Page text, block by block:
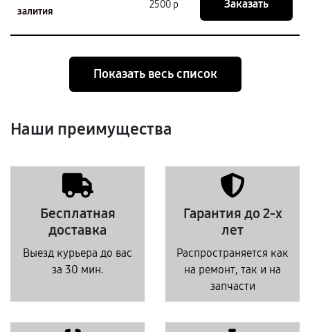
залития
2500 р Заказать
Показать весь список
Наши преимущества
Бесплатная
доставка
Выезд курьера до вас
за 30 мин.
Гарантия до 2-х
лет
Распространяется как
на ремонт, так и на
запчасти